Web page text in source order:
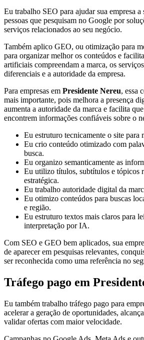
Eu trabalho SEO para ajudar sua empresa a
pessoas que pesquisam no Google por
serviços relacionados ao seu negócio.
Também aplico GEO, ou otimização para
para organizar melhor os conteúdos e
artificiais compreendam a marca, os
diferenciais e a autoridade da empresa.
Para empresas em Presidente Nereu, essa
mais importante, pois melhora a presença
aumenta a autoridade da marca e facilita
encontrem informações confiáveis sobre o
Eu estruturo tecnicamente o site para
Eu crio conteúdo otimizado com
busca.
Eu organizo semanticamente as
Eu utilizo títulos, subtítulos e tópicos
estratégica.
Eu trabalho autoridade digital da
Eu otimizo conteúdos para buscas
e região.
Eu estruturo textos mais claros para
interpretação por IA.
Com SEO e GEO bem aplicados, sua
de aparecer em pesquisas relevantes,
ser reconhecida como uma referência no
Tráfego pago em
Eu também trabalho tráfego pago para
acelerar a geração de oportunidades,
validar ofertas com maior velocidade.